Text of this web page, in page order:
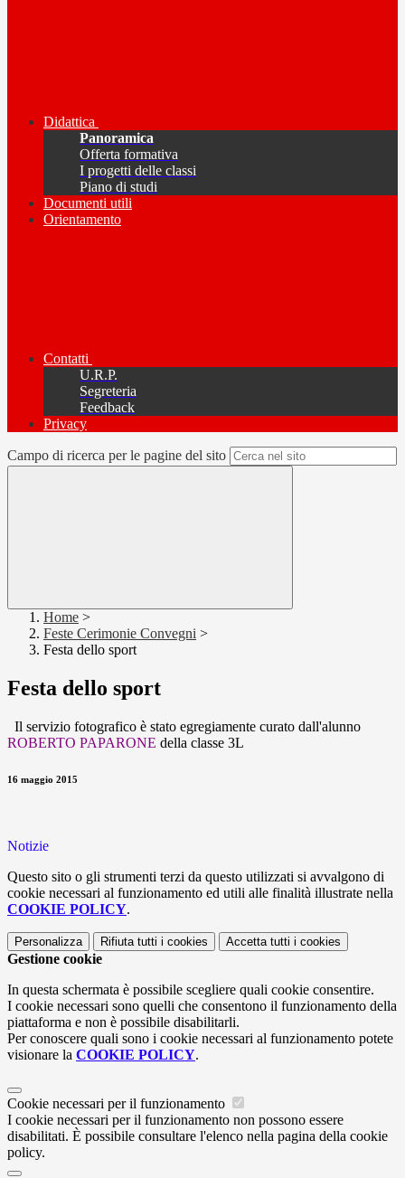
Didattica
Panoramica
Offerta formativa
I progetti delle classi
Piano di studi
Documenti utili
Orientamento
Contatti
U.R.P.
Segreteria
Feedback
Privacy
Campo di ricerca per le pagine del sito
Home >
Feste Cerimonie Convegni >
Festa dello sport
Festa dello sport
Il servizio fotografico è stato egregiamente curato dall'alunno
ROBERTO PAPARONE della classe 3L
16 maggio 2015
Notizie
Questo sito o gli strumenti terzi da questo utilizzati si avvalgono di
cookie necessari al funzionamento ed utili alle finalità illustrate nella
COOKIE POLICY.
Personalizza Rifiuta tutti i cookies Accetta tutti i cookies
Gestione cookie
In questa schermata è possibile scegliere quali cookie consentire.
I cookie necessari sono quelli che consentono il funzionamento della
piattaforma e non è possibile disabilitarli.
Per conoscere quali sono i cookie necessari al funzionamento potete
visionare la COOKIE POLICY.
Cookie necessari per il funzionamento
I cookie necessari per il funzionamento non possono essere
disabilitati. È possibile consultare l'elenco nella pagina della cookie
policy.